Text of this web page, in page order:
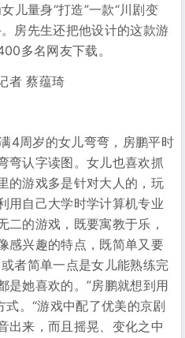
儿量身“打造”一款“川剧变
房先生还把他设计的这款游
多名网友下载。
者 蔡蕴琦
4周岁的女儿弯弯，房鹏平时
弯认字读图。女儿也喜欢抓
的游戏多是针对大人的，玩
用自己大学时学计算机专业
二的游戏，既要寓教于乐，
感兴趣的特点，既简单又要
者简单一点是女儿能熟练完
是她喜欢的。”房鹏就想到用
式。“游戏中配了优美的京剧
出来，而且摇晃、变化之中